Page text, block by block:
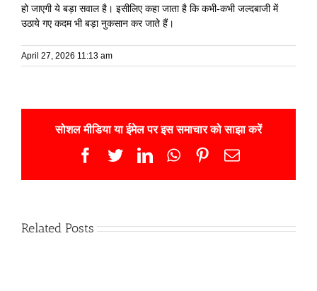
हो जाएगी ये बड़ा सवाल है। इसीलिए कहा जाता है कि कभी-कभी जल्दबाजी में
उठाये गए कदम भी बड़ा नुकसान कर जाते हैं।
April 27, 2026 11:13 am
सोशल मीडिया या ईमेल पर इस समाचार को साझा करें
Facebook
TwitterLinkedInWhatsApp
Pinterest
Email
Related Posts